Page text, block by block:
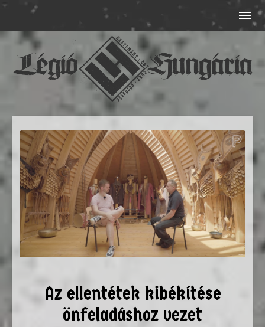
Az ellentétek kibékítése
önfeladáshoz vezet